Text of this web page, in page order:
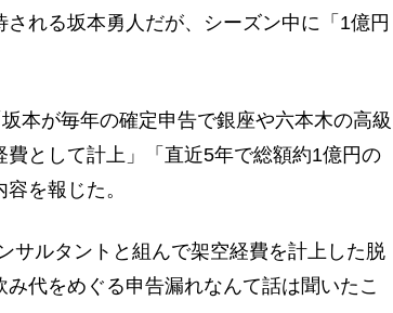
れる坂本勇人だが、シーズン中に「1億円
本が毎年の確定申告で銀座や六本木の高級
として計上」「直近5年で総額約1億円の
を報じた。
サルタントと組んで架空経費を計上した脱
代をめぐる申告漏れなんて話は聞いたこ